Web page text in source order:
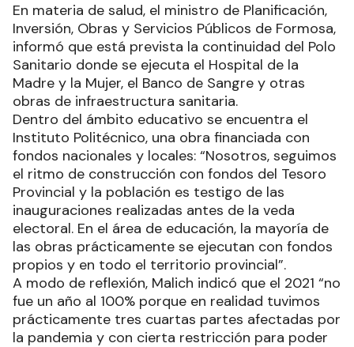
En materia de salud, el ministro de Planificación,
Inversión, Obras y Servicios Públicos de Formosa,
informó que está prevista la continuidad del Polo
Sanitario donde se ejecuta el Hospital de la
Madre y la Mujer, el Banco de Sangre y otras
obras de infraestructura sanitaria.
Dentro del ámbito educativo se encuentra el
Instituto Politécnico, una obra financiada con
fondos nacionales y locales: “Nosotros, seguimos
el ritmo de construcción con fondos del Tesoro
Provincial y la población es testigo de las
inauguraciones realizadas antes de la veda
electoral. En el área de educación, la mayoría de
las obras prácticamente se ejecutan con fondos
propios y en todo el territorio provincial”.
A modo de reflexión, Malich indicó que el 2021 “no
fue un año al 100% porque en realidad tuvimos
prácticamente tres cuartas partes afectadas por
la pandemia y con cierta restricción para poder